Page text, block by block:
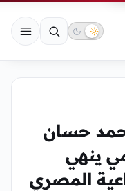
حسان
رسمي ينهي
المصري